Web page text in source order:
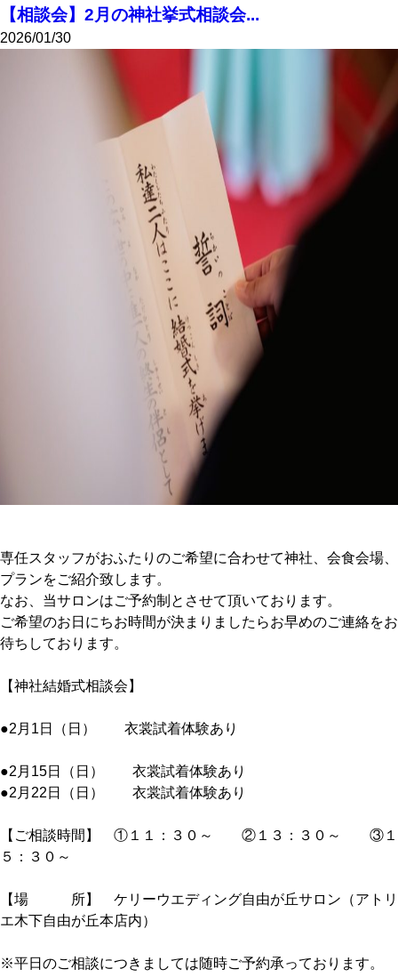
【相談会】2月の神社挙式相談会...
2026/01/30
専任スタッフがおふたりのご希望に合わせて神社、会食会場、
プランをご紹介致します。
なお、当サロンはご予約制とさせて頂いております。
ご希望のお日にちお時間が決まりましたらお早めのご連絡をお
待ちしております。
【神社結婚式相談会】
●2月1日（日） 衣裳試着体験あり
●2月15日（日） 衣裳試着体験あり
●2月22日（日） 衣裳試着体験あり
【ご相談時間】 ①１１：３０～ ②１３：３０～ ③１
５：３０～
【場 所】 ケリーウエディング自由が丘サロン（アトリ
エ木下自由が丘本店内）
※平日のご相談につきましては随時ご予約承っております。